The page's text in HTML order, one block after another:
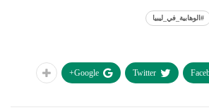
#الوهابية_في_ليبيا
Twitter
Google+